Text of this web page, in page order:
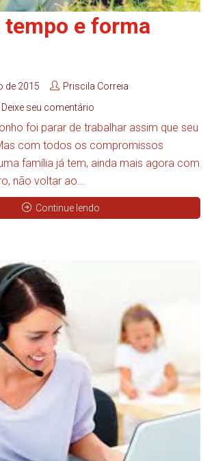
tempo e forma
de 2015
Priscila Correia
Deixe seu comentário
foi parar de trabalhar assim que seu
com todos os compromissos
família já tem, ainda mais agora com
não voltar ao...
Continue lendo